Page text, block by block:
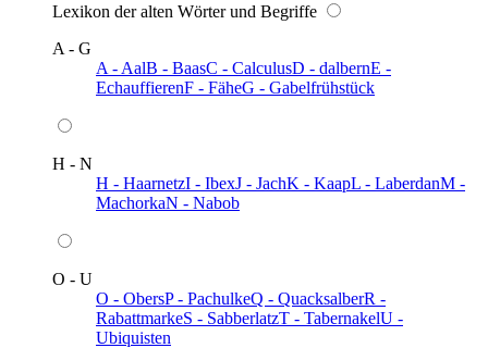
Lexikon der alten Wörter und Begriffe
A - G
A - AalB - BaasC - CalculusD - dalbernE -
EchauffierenF - FäheG - Gabelfrühstück
H - N
H - HaarnetzI - IbexJ - JachK - KaapL - LaberdanM -
MachorkaN - Nabob
O - U
O - ObersP - PachulkeQ - QuacksalberR -
RabattmarkeS - SabberlatzT - TabernakelU -
Ubiquisten